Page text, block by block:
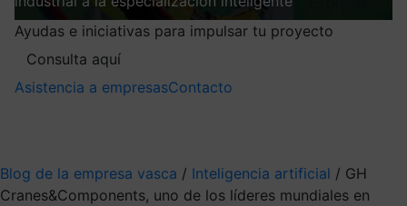
Ayudas e iniciativas para impulsar tu proyecto
Consulta aquí
Asistencia a empresasContacto
Blog de la empresa vasca / Inteligencia artificial / GH
Cranes&Components, uno de los líderes mundiales en